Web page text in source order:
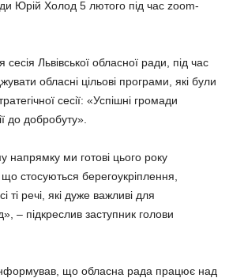
Юрій Холод 5 лютого під час zoom-
сесія Львівської обласної ради, під час
обласні цільові програми, які були
сесії: «Успішні громади
до добробуту».
напрямку ми готові цього року
стосуються берегоукріплення,
ті речі, які дуже важливі для
– підкреслив заступник голови
що обласна рада працює над